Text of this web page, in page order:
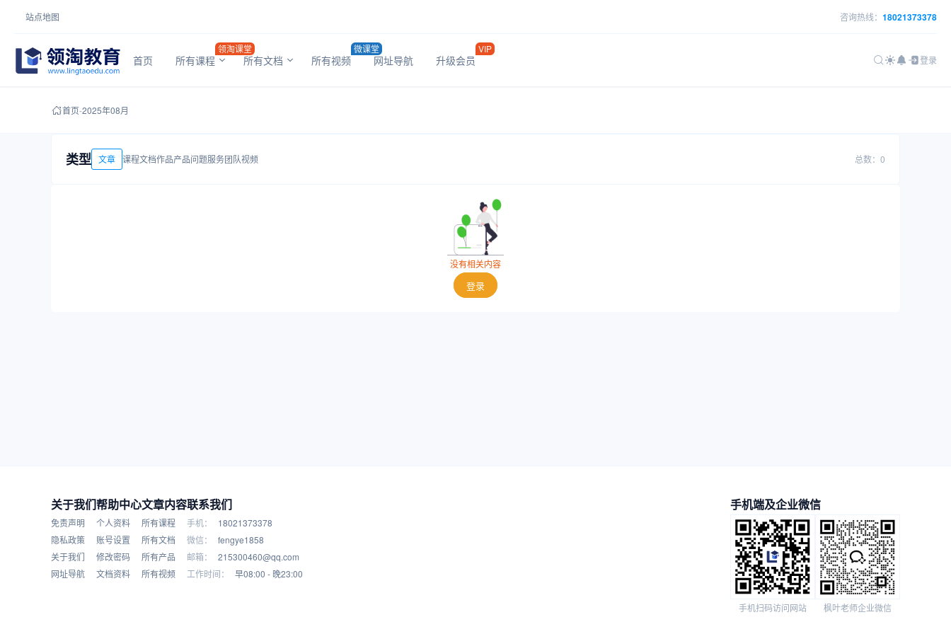
站点地图 咨询热线： 18021373378
首页 所有课程
领淘课堂
所有文档 所有视频
微课堂
网址导航 升级会员
VIP
登录
首页-2025年08月
类型 文章 课程文档作品产品问题服务团队视频 总数：0
没有相关内容
登录
关于我们
免责声明
隐私政策
关于我们
网址导航
帮助中心
个人资料
账号设置
修改密码
文档资料
文章内容
所有课程
所有文档
所有产品
所有视频
联系我们
手机：
18021373378
微信：
fengye1858
邮箱：
215300460@qq.com
工作时间：
早08:00 - 晚23:00
手机端及企业微信
手机扫码访问网站 枫叶老师企业微信